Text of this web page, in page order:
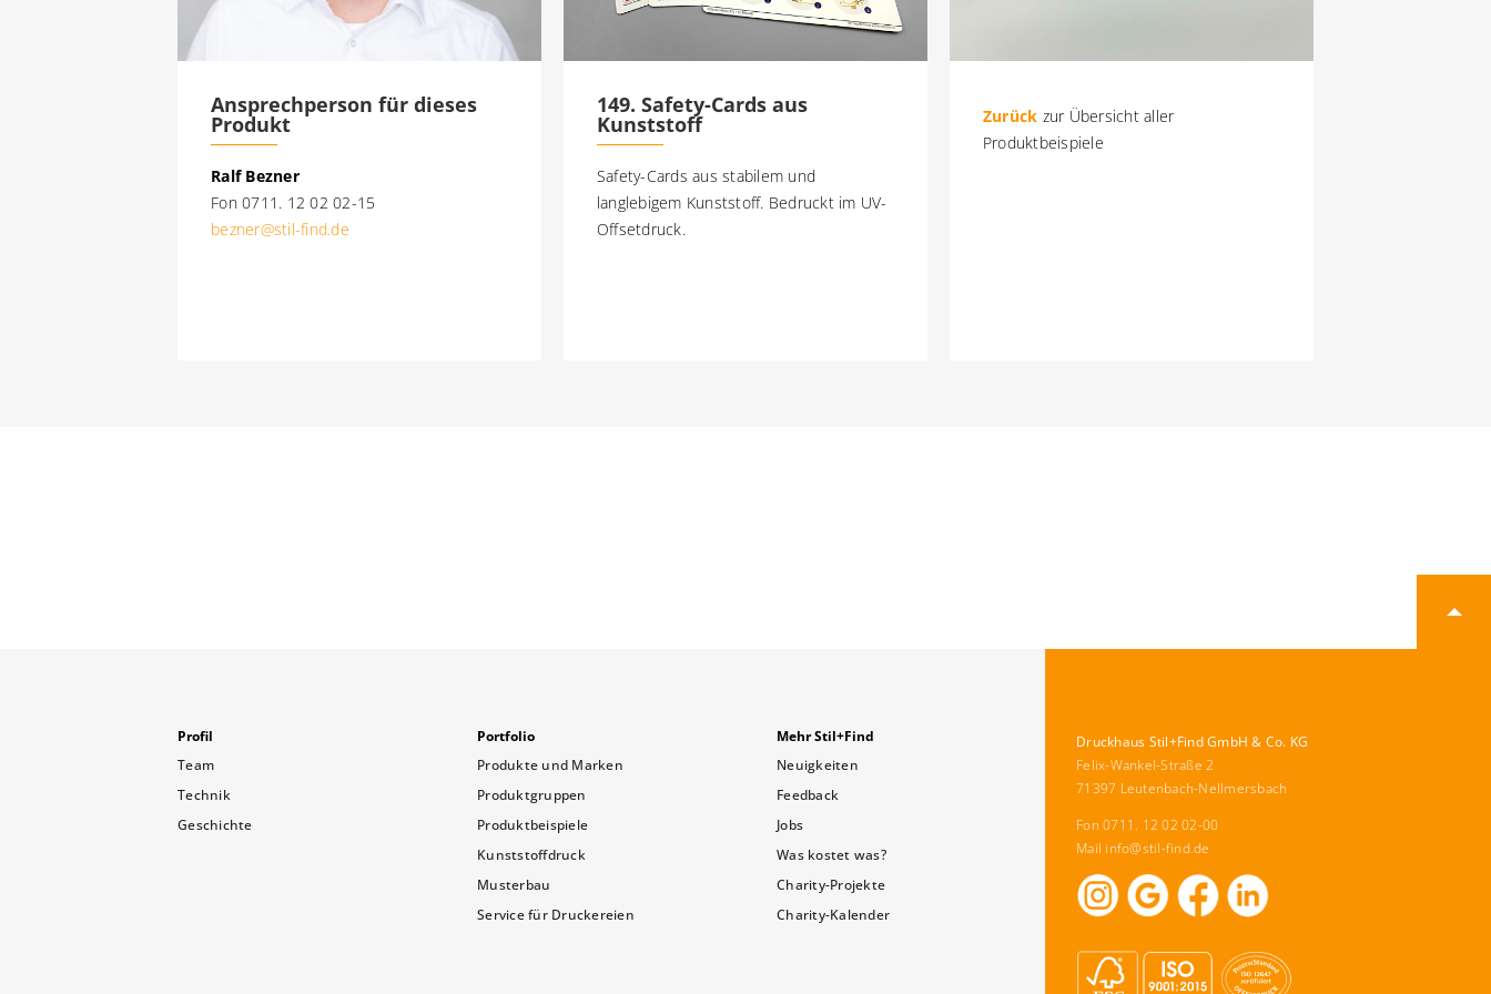
Ansprechperson für dieses
Produkt
Ralf Bezner
Fon 0711. 12 02 02-15
bezner@stil-find.de
149. Safety-Cards aus
Kunststoff
Safety-Cards aus stabilem und
langlebigem Kunststoff. Bedruckt im UV-
Offsetdruck.
Zurück zur Übersicht aller
Produktbeispiele
Profil
Team
Technik
Geschichte
Portfolio
Produkte und Marken
Produktgruppen
Produktbeispiele
Kunststoffdruck
Musterbau
Service für Druckereien
Mehr Stil+Find
Neuigkeiten
Feedback
Jobs
Was kostet was?
Charity-Projekte
Charity-Kalender
Druckhaus Stil+Find GmbH & Co. KG
Felix-Wankel-Straße 2
71397 Leutenbach-Nellmersbach
Fon 0711. 12 02 02-00
Mail info@stil-find.de